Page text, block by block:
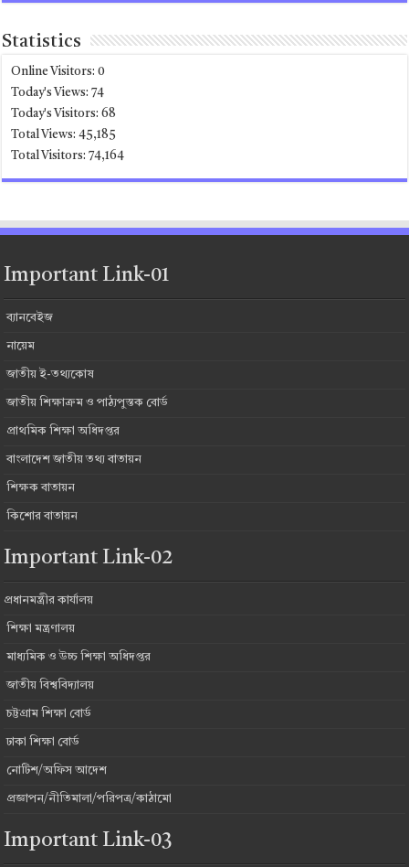
Statistics
Online Visitors:0
Today's Views:74
Today's Visitors:68
Total Views:45,185
Total Visitors:74,164
Important Link-01
ব্যানবেইজ
নায়েম
জাতীয় ই-তথ্যকোষ
জাতীয় শিক্ষাক্রম ও পাঠ্যপুস্তক বোর্ড
প্রাথমিক শিক্ষা অধিদপ্তর
বাংলাদেশ জাতীয় তথ্য বাতায়ন
শিক্ষক বাতায়ন
কিশোর বাতায়ন
Important Link-02
প্রধানমন্ত্রীর কার্যালয়
শিক্ষা মন্ত্রণালয়
মাধ্যমিক ও উচ্চ শিক্ষা অধিদপ্তর
জাতীয় বিশ্ববিদ্যালয়
চট্টগ্রাম শিক্ষা বোর্ড
ঢাকা শিক্ষা বোর্ড
নোটিশ/অফিস আদেশ
প্রজ্ঞাপন/নীতিমালা/পরিপত্র/কাঠামো
Important Link-03